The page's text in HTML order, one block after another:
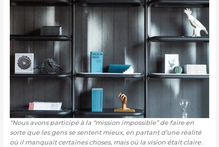
“Nous avons participé à la “mission impossible” de faire en
sorte que les gens se sentent mieux, en partant d’une réalité
où il manquait certaines choses, mais où la vision était claire.